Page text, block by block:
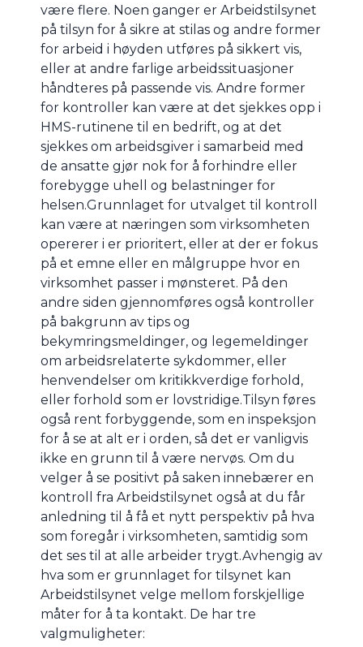
være flere. Noen ganger er Arbeidstilsynet
på tilsyn for å sikre at stilas og andre former
for arbeid i høyden utføres på sikkert vis,
eller at andre farlige arbeidssituasjoner
håndteres på passende vis. Andre former
for kontroller kan være at det sjekkes opp i
HMS-rutinene til en bedrift, og at det
sjekkes om arbeidsgiver i samarbeid med
de ansatte gjør nok for å forhindre eller
forebygge uhell og belastninger for
helsen.Grunnlaget for utvalget til kontroll
kan være at næringen som virksomheten
opererer i er prioritert, eller at der er fokus
på et emne eller en målgruppe hvor en
virksomhet passer i mønsteret. På den
andre siden gjennomføres også kontroller
på bakgrunn av tips og
bekymringsmeldinger, og legemeldinger
om arbeidsrelaterte sykdommer, eller
henvendelser om kritikkverdige forhold,
eller forhold som er lovstridige.Tilsyn føres
også rent forbyggende, som en inspeksjon
for å se at alt er i orden, så det er vanligvis
ikke en grunn til å være nervøs. Om du
velger å se positivt på saken innebærer en
kontroll fra Arbeidstilsynet også at du får
anledning til å få et nytt perspektiv på hva
som foregår i virksomheten, samtidig som
det ses til at alle arbeider trygt.Avhengig av
hva som er grunnlaget for tilsynet kan
Arbeidstilsynet velge mellom forskjellige
måter for å ta kontakt. De har tre
valgmuligheter: